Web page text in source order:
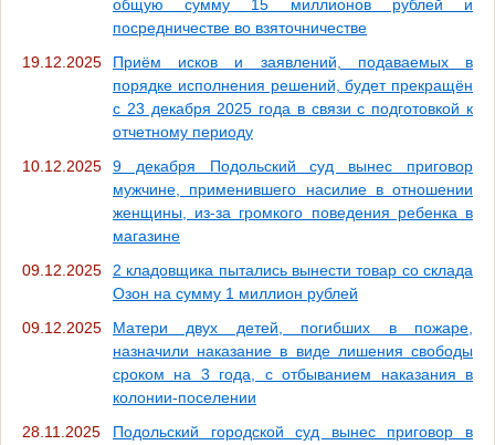
общую сумму 15 миллионов рублей и
посредничестве во взяточничестве
19.12.2025
Приём исков и заявлений, подаваемых в
порядке исполнения решений, будет прекращён
с 23 декабря 2025 года в связи с подготовкой к
отчетному периоду
10.12.2025
9 декабря Подольский суд вынес приговор
мужчине, применившего насилие в отношении
женщины, из-за громкого поведения ребенка в
магазине
09.12.2025
2 кладовщика пытались вынести товар со склада
Озон на сумму 1 миллион рублей
09.12.2025
Матери двух детей, погибших в пожаре,
назначили наказание в виде лишения свободы
сроком на 3 года, с отбыванием наказания в
колонии-поселении
28.11.2025
Подольский городской суд вынес приговор в